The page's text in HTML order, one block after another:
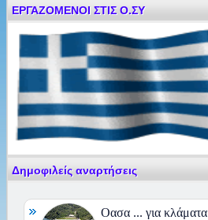
ΕΡΓΑΖΟΜΕΝΟΙ ΣΤΙΣ Ο.ΣΥ
Δημοφιλείς αναρτήσεις
Οασα ... για κλάματα